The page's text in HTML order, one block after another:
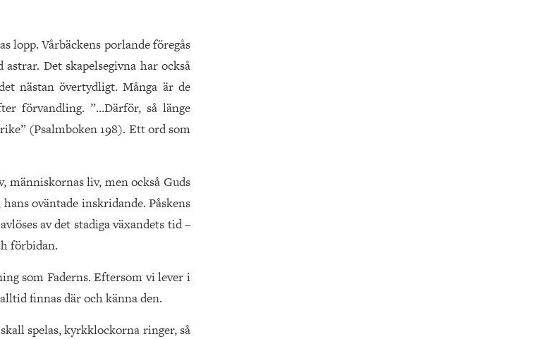
lopp. Vårbäckens porlande föregås
Det skapelsegivna har också
nästan övertydligt. Många är de
förvandling. ”…Därför, så länge
(Psalmboken 198). Ett ord som
liv, men också Guds
oväntade inskridande. Påskens
av det stadiga växandets tid –
förbidan.
som Faderns. Eftersom vi lever i
finnas där och känna den.
spelas, kyrkklockorna ringer, så